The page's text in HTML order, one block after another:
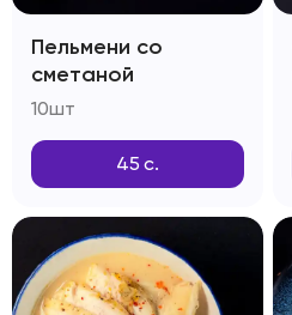
Пельмени со
сметаной
10шт
45 с.